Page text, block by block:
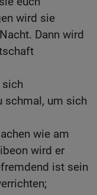
wird sie
Dann wird
sich
schmal, um sich
wie am
wird er
ist sein